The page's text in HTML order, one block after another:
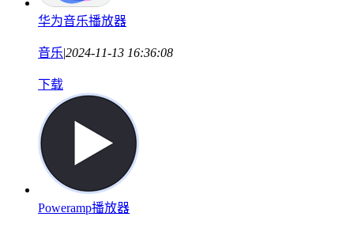
华为音乐播放器
音乐|2024-11-13 16:36:08
下载
Poweramp播放器